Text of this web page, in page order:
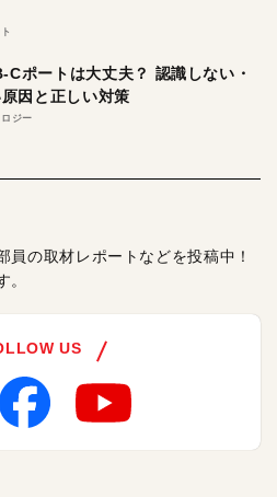
Cポートは大丈夫？ 認識しない・
因と正しい対策
ジー
員の取材レポートなどを投稿中！
。
US